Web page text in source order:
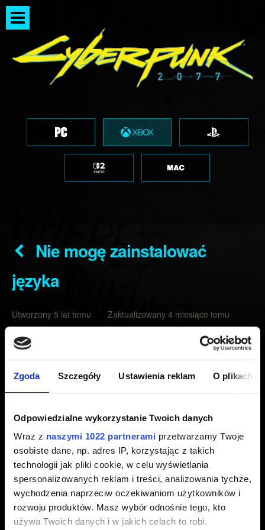
Zgoda Szczegóły Ustawienia reklam O plikach
Odpowiedzialne wykorzystanie Twoich danych
Wraz z naszymi 1022 partnerami przetwarzamy Twoje
osobiste dane, np. adres IP, korzystając z takich
technologii jak pliki cookie, w celu wyświetlania
spersonalizowanych reklam i treści, analizowania tychże,
wychodzenia naprzeciw oczekiwaniom użytkowników i
rozwoju produktów. Masz wybór odnośnie tego, kto
używa Twoich danych i w jakich celach to robi.
Nie mogę zainstalować
języka
Utworzony 5 lat temu Zaktualizowany 4 miesiące temu
Aby zainstalować inny niż głowny język dostępny w
Twoim regionie gry, konieczne będzie ściągnięcie go.
wyborem ikony obok (upewnij się, że masz wystarczająco
dużo miejsca na dysku).
Możliwa jest instalacja jedynie języków dostępnych w
danym regionie, inne nie są dostępne. Więcej
szczegółów na temat dostępności języków znajdziesz w
tym artykule.